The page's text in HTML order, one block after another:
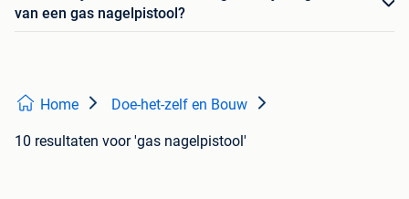
van een gas nagelpistool?
Home Doe-het-zelf en Bouw
10 resultaten voor 'gas nagelpistool'